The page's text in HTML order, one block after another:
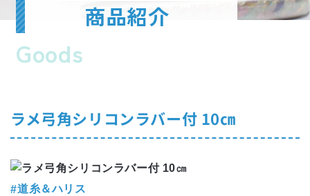
商品紹介
Goods
ラメ弓角シリコンラバー付 10㎝
道糸＆ハリス